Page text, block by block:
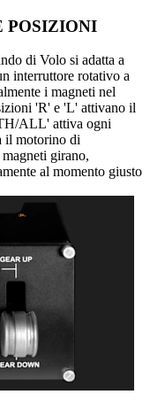
POSIZIONI
di Volo si adatta a
interruttore rotativo a
i magneti nel
'R' e 'L' attivano il
ALL' attiva ogni
il motorino di
girano,
al momento giusto